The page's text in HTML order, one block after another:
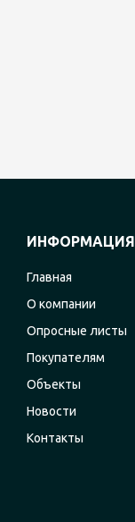
ИНФОРМАЦИЯ
Главная
О компании
Опросные листы
Покупателям
Объекты
Новости
Контакты